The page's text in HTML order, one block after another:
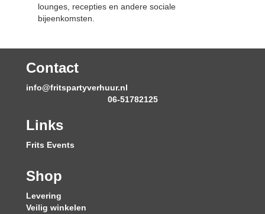
lounges, recepties en andere sociale
bijeenkomsten.
Contact
info@fritspartyverhuur.nl
06-51782125
Links
Frits Events
Shop
Levering
Veilig winkelen